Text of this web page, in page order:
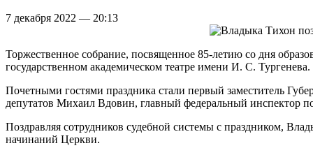
7 декабря 2022 — 20:13
Торжественное собрание, посвященное 85-летию со дня
государственном академическом театре имени И. С.
Почетными гостями праздника стали первый заместитель
депутатов Михаил Вдовин, главный федеральный инспектор
Поздравляя сотрудников судебной системы с праздником,
начинаний Церкви.